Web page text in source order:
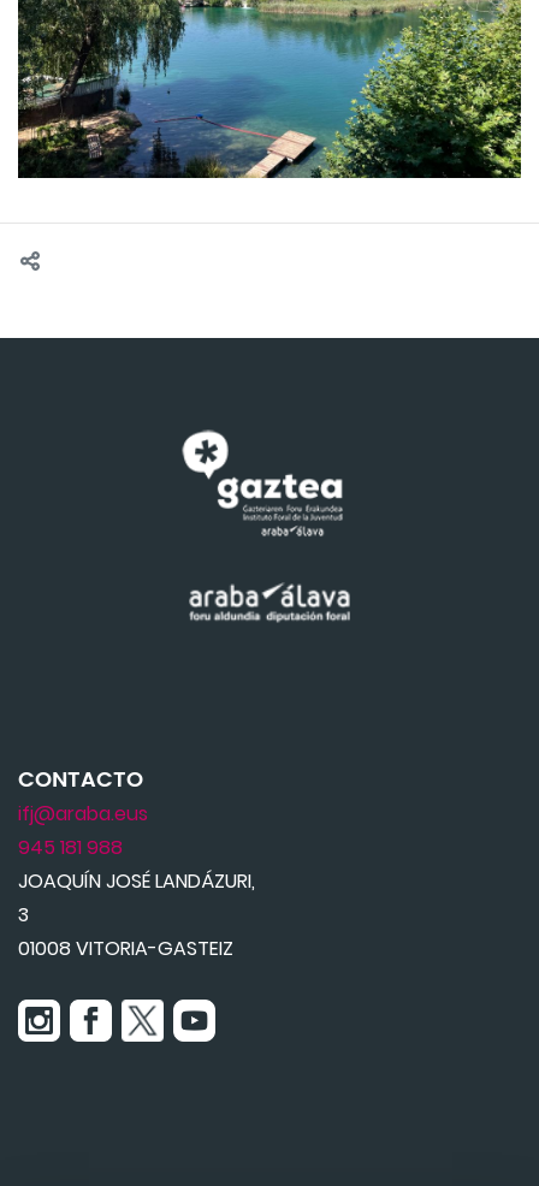
CONTACTO
ifj@araba.eus
945 181 988
JOAQUÍN JOSÉ LANDÁZURI,
3
01008 VITORIA-GASTEIZ